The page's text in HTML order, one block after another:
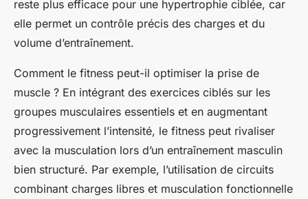
reste plus efficace pour une hypertrophie ciblée, car
elle permet un contrôle précis des charges et du
volume d’entraînement.
Comment le fitness peut-il optimiser la prise de
muscle ? En intégrant des exercices ciblés sur les
groupes musculaires essentiels et en augmentant
progressivement l’intensité, le fitness peut rivaliser
avec la musculation lors d’un entraînement masculin
bien structuré. Par exemple, l’utilisation de circuits
combinant charges libres et musculation fonctionnelle